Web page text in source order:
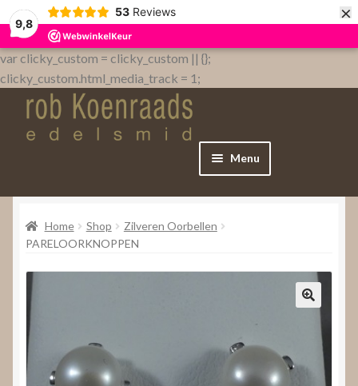
9,8
53 Reviews ×
var clicky_custom = clicky_custom || {};
clicky_custom.html_media_track = 1;
Menu
Home
WebShop
Over
Nieuws
Home Shop
Zilveren Oorbellen
PARELOORKNOPPEN